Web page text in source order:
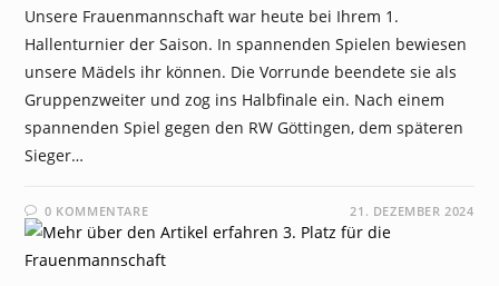
Unsere Frauenmannschaft war heute bei Ihrem 1.
Hallenturnier der Saison. In spannenden Spielen bewiesen
unsere Mädels ihr können. Die Vorrunde beendete sie als
Gruppenzweiter und zog ins Halbfinale ein. Nach einem
spannenden Spiel gegen den RW Göttingen, dem späteren
Sieger…
0 KOMMENTARE 21. DEZEMBER 2024